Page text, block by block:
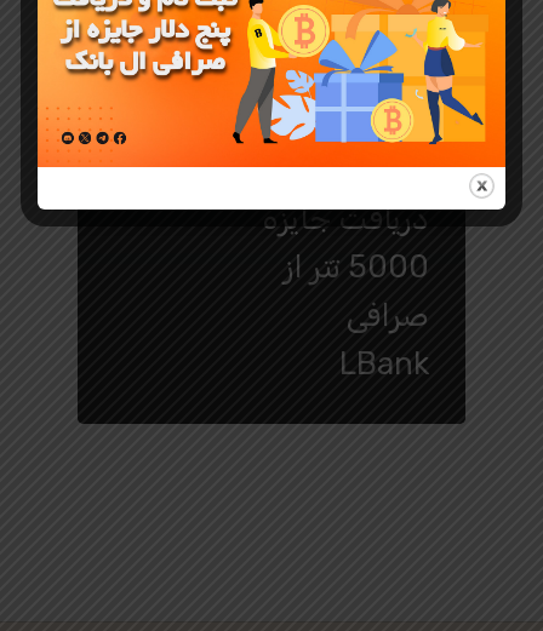
جوایز و رویدادهای LBank
دریافت جایزه
5000 تتر از
صرافی
LBank